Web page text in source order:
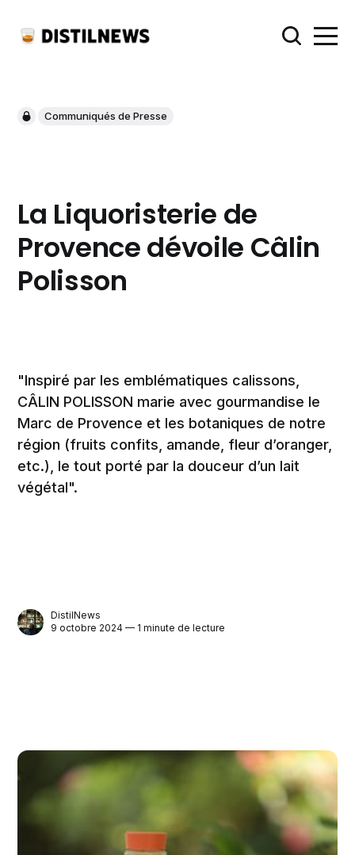
Communiqués de Presse
La Liquoristerie de
Provence dévoile Câlin
Polisson
"Inspiré par les emblématiques calissons,
CÂLIN POLISSON marie avec gourmandise le
Marc de Provence et les botaniques de notre
région (fruits confits, amande, fleur d’oranger,
etc.), le tout porté par la douceur d’un lait
végétal".
DistilNews
9 octobre 2024 — 1 minute de lecture